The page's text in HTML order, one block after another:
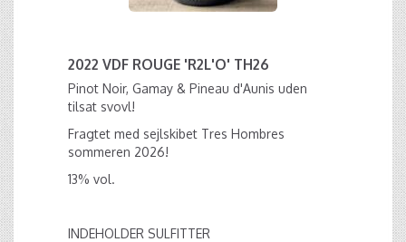
2022 VDF ROUGE 'R2L'O' TH26
Pinot Noir, Gamay & Pineau d'Aunis uden
tilsat svovl!
Fragtet med sejlskibet Tres Hombres
sommeren 2026!
13% vol.
INDEHOLDER SULFITTER